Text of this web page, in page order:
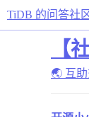
TiDB 的问答社
【
🌏 互